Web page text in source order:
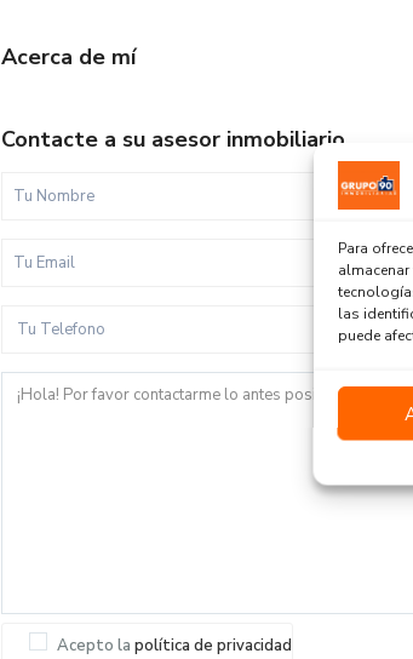
Para
las
puede
Acerca de mí
Contacte a su asesor inmobiliario
Acepto la política de privacidad